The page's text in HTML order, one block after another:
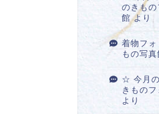
のきも
館より
着物フォ
もの写
☆ 今月の
きもの
より